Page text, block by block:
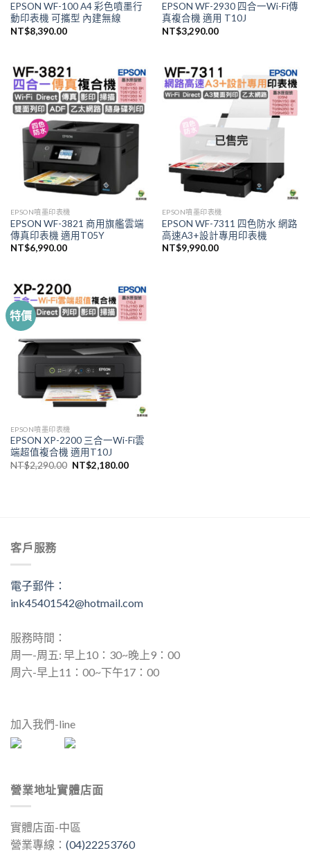
EPSON WF-100 A4 彩色噴墨行
動印表機 可攜型 內建無線
NT$8,390.00
EPSON WF-2930 四合一Wi-Fi傳
真複合機 適用 T10J
NT$3,290.00
EPSON噴墨印表機
EPSON WF-3821 商用旗艦雲端
傳真印表機 適用T05Y
NT$6,990.00
已售完
EPSON噴墨印表機
EPSON WF-7311 四色防水 網路
高速A3+設計專用印表機
NT$9,990.00
特價
EPSON噴墨印表機
EPSON XP-2200 三合一Wi-Fi雲
端超值複合機 適用T10J
NT$2,290.00 原
NT$2,180.00目
客戶服務
電子郵件：
ink45401542@hotmail.com
服務時間：
周一-周五: 早上10：30~晚上9：00
周六-早上11：00~下午17：00
加入我們-line
營業地址實體店面
實體店面-中區
營業專線： (04)22253760